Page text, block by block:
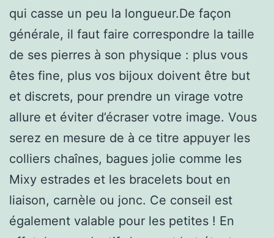
qui casse un peu la longueur.De façon
générale, il faut faire correspondre la taille
de ses pierres à son physique : plus vous
êtes fine, plus vos bijoux doivent être but
et discrets, pour prendre un virage votre
allure et éviter d’écraser votre image. Vous
serez en mesure de à ce titre appuyer les
colliers chaînes, bagues jolie comme les
Mixy estrades et les bracelets bout en
liaison, carnèle ou jonc. Ce conseil est
également valable pour les petites ! En